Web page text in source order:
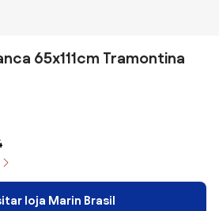
65x111cm Tramontina
loja Marin Brasil